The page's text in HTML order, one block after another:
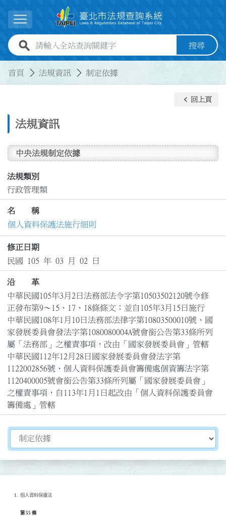
展開選單
全站查詢關鍵字欄位 搜尋
首頁 法規資訊 制定依據
法規資訊
keyboard_arrow_left 回上頁
中央法規制定依據
法規類別
行政管理類
名 稱
個人資料保護法施行細則
修正日期
民國 105 年 03 月 02 日
沿 革
中華民國105年3月2日法務部法令字第10503502120號令修
正發布第9～15、17、18條條文；並自105年3月15日施行
中華民國108年1月10日法務部法律字第10803500010號、國
家發展委員會發法字第1080080004A號會銜公告第33條所列
屬「法務部」之權責事項，改由「國家發展委員會」管轄
中華民國112年12月28日國家發展委員會發法字第
1122002856號、個人資料保護委員會籌備處個資籌法字第
1120400005號會銜公告第33條所列屬「國家發展委員會」
之權責事項，自113年1月1日起改由「個人資料保護委員會
籌備處」管轄
切換選擇法規資訊內容
個人資料保護法
第 55 條